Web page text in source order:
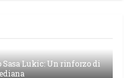
Lukic: Un rinforzo di